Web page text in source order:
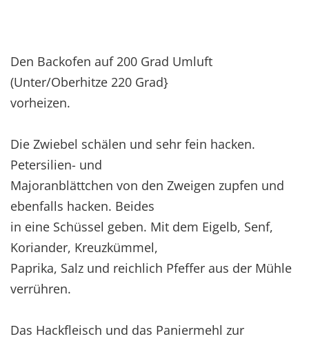
Den Backofen auf 200 Grad Umluft
(Unter/Oberhitze 220 Grad}
vorheizen.
Die Zwiebel schälen und sehr fein hacken.
Petersilien- und
Majoranblättchen von den Zweigen zupfen und
ebenfalls hacken. Beides
in eine Schüssel geben. Mit dem Eigelb, Senf,
Koriander, Kreuzkümmel,
Paprika, Salz und reichlich Pfeffer aus der Mühle
verrühren.
Das Hackfleisch und das Paniermehl zur